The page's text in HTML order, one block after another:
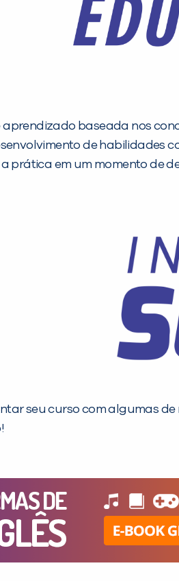
baseada nos
de habilidades
prática em um momento de
seu curso com algumas